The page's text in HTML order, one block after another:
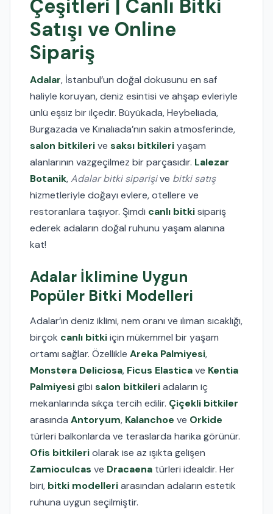
Çeşitleri | Canlı Bitki
Satışı ve Online
Sipariş
Adalar, İstanbul’un doğal dokusunu en saf
haliyle koruyan, deniz esintisi ve ahşap evleriyle
ünlü eşsiz bir ilçedir. Büyükada, Heybeliada,
Burgazada ve Kınalıada’nın sakin atmosferinde,
salon bitkilerive saksı bitkileriyaşam
alanlarının vazgeçilmez bir parçasıdır. Lalezar
Botanik,Adalar bitki siparişive bitki satış
hizmetleriyle doğayı evlere, otellere ve
restoranlara taşıyor. Şimdi canlı bitkisipariş
ederek adaların doğal ruhunu yaşam alanına
kat!
Adalar İklimine Uygun
Popüler Bitki Modelleri
Adalar’ın deniz iklimi, nem oranı ve ılıman sıcaklığı,
birçok canlı bitkiiçin mükemmel bir yaşam
ortamı sağlar. Özellikle Areka Palmiyesi,
Monstera Deliciosa, Ficus Elasticave Kentia
Palmiyesigibi salon bitkileriadaların iç
mekanlarında sıkça tercih edilir. Çiçekli bitkiler
arasında Antoryum, Kalanchoe ve Orkide
türleri balkonlarda ve teraslarda harika görünür.
Ofis bitkileriolarak ise az ışıkta gelişen
Zamioculcas ve Dracaena türleri idealdir. Her
biri, bitki modelleriarasından adaların estetik
ruhuna uygun seçilmiştir.